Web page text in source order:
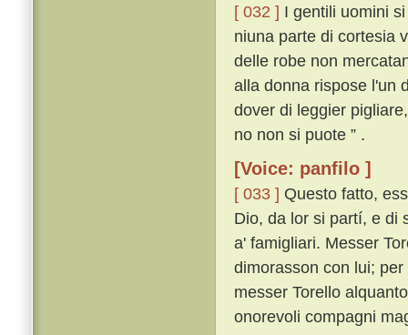
[ 032 ] I gentili uomini
niuna parte di cortesia
delle robe non
alla donna rispose l'un
dover di leggier
no non si puote ” .
[Voice: panfilo ]
[ 033 ] Questo fatto,
Dio, da lor si partí, e di
a' famigliari. Messer
dimorasson con lui;
messer Torello
onorevoli compagni